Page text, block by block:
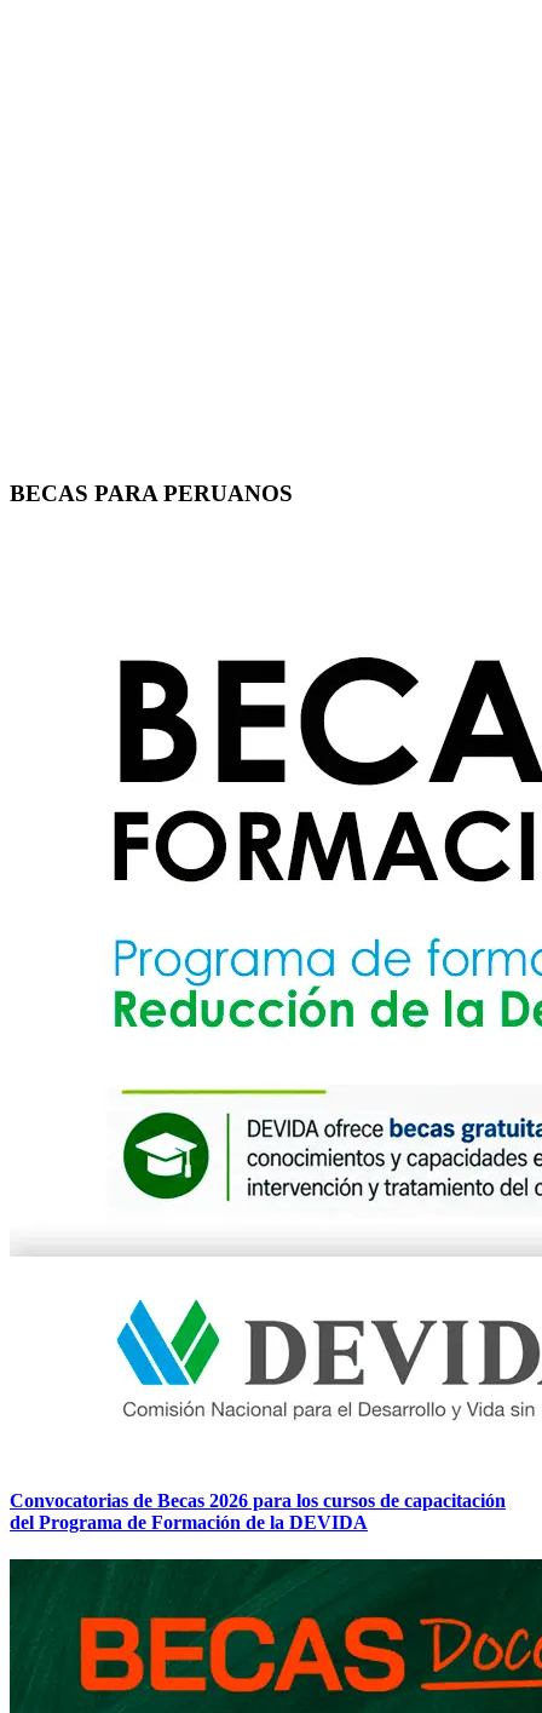
BECAS PARA PERUANOS
Convocatorias de Becas 2026 para los cursos de capacitación
del Programa de Formación de la DEVIDA